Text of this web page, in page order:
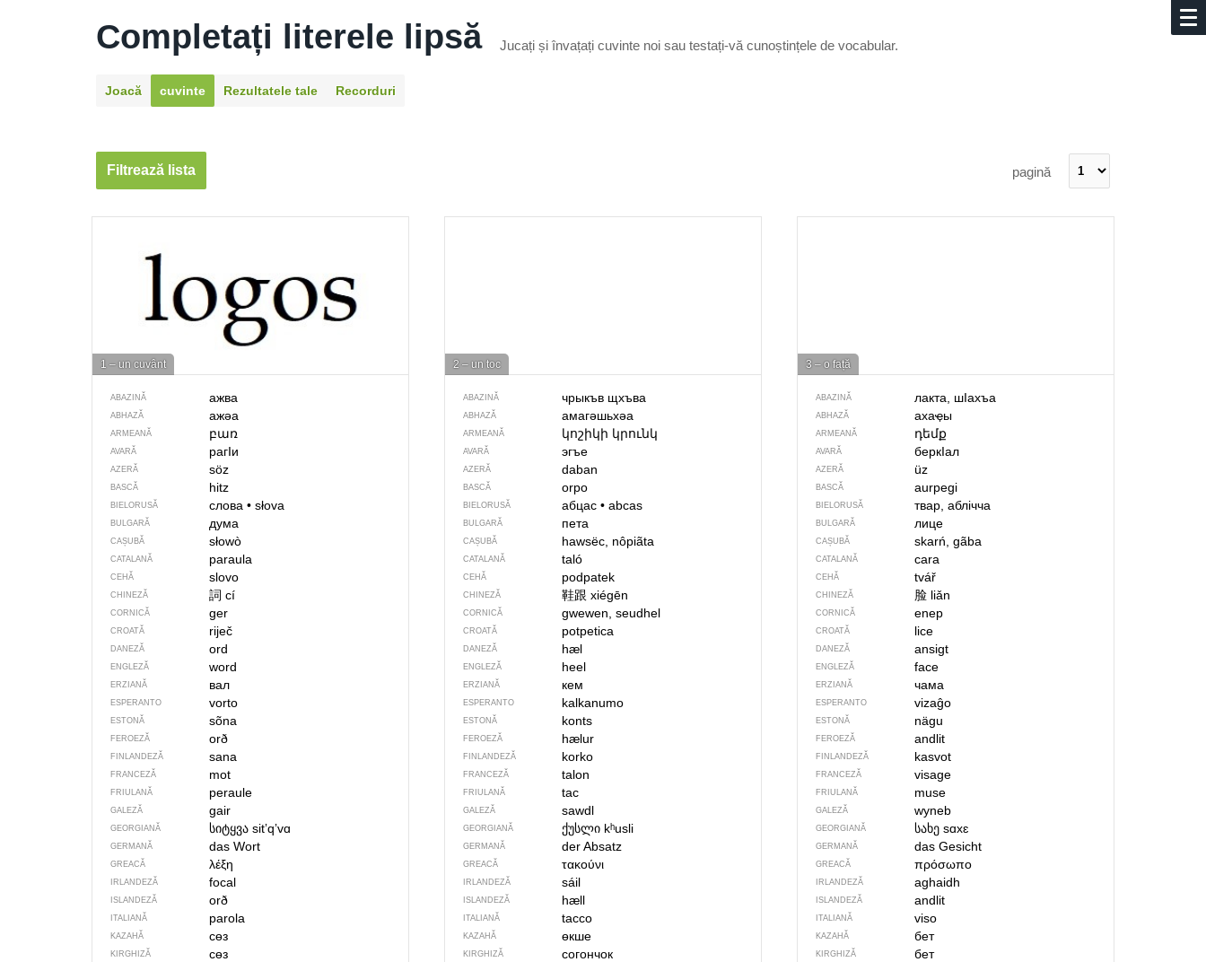
Completați literele lipsă Jucați și învațați cuvinte noi sau testați-vă cunoștințele de vocabular.
Joacă cuvinte Rezultatele tale Recorduri
Filtrează lista pagină
1 – un cuvânt
ABAZINĂ ажва
ABHAZĂ ажәа
ARMEANĂ բառ
AVARĂ рагIи
AZERĂ söz
BASCĂ hitz
BIELORUSĂ слова •słova
BULGARĂ дума
CAȘUBĂ słowò
CATALANĂ paraula
CEHĂ slovo
CHINEZĂ 詞 cí
CORNICĂ ger
CROATĂ riječ
DANEZĂ ord
ENGLEZĂ word
ERZIANĂ вал
ESPERANTO vorto
ESTONĂ sõna
FEROEZĂ orð
FINLANDEZĂ sana
FRANCEZĂ mot
FRIULANĂ peraule
GALEZĂ gair
GEORGIANĂ სიტყვა sitʼqʼvɑ
GERMANĂ das Wort
GREACĂ λέξη
IRLANDEZĂ focal
ISLANDEZĂ orð
ITALIANĂ parola
KAZAHĂ сөз
KIRGHIZĂ сөз
2 – un toc
ABAZINĂ чрыкъв щхъва
ABHAZĂ амагәшьхәа
ARMEANĂ կոշիկի կրունկ
AVARĂ эгъе
AZERĂ daban
BASCĂ orpo
BIELORUSĂ абцас • abcas
BULGARĂ пета
CAȘUBĂ hawsëc, nôpiãta
CATALANĂ taló
CEHĂ podpatek
CHINEZĂ 鞋跟 xiégēn
CORNICĂ gwewen, seudhel
CROATĂ potpetica
DANEZĂ hæl
ENGLEZĂ heel
ERZIANĂ кем
ESPERANTO kalkanumo
ESTONĂ konts
FEROEZĂ hælur
FINLANDEZĂ korko
FRANCEZĂ talon
FRIULANĂ tac
GALEZĂ sawdl
GEORGIANĂ ქუსლი kʰusli
GERMANĂ der Absatz
GREACĂ τακούνι
IRLANDEZĂ sáil
ISLANDEZĂ hæll
ITALIANĂ tacco
KAZAHĂ өкше
KIRGHIZĂ согончок
3 – o față
ABAZINĂ лакта, шIахъа
ABHAZĂ ахаҿы
ARMEANĂ դեմք
AVARĂ беркIал
AZERĂ üz
BASCĂ aurpegi
BIELORUSĂ твар, аблічча
BULGARĂ лице
CAȘUBĂ skarń, gãba
CATALANĂ cara
CEHĂ tvář
CHINEZĂ 脸 liǎn
CORNICĂ enep
CROATĂ lice
DANEZĂ ansigt
ENGLEZĂ face
ERZIANĂ чама
ESPERANTO vizaĝo
ESTONĂ nägu
FEROEZĂ andlit
FINLANDEZĂ kasvot
FRANCEZĂ visage
FRIULANĂ muse
GALEZĂ wyneb
GEORGIANĂ სახეsɑxɛ
GERMANĂ das Gesicht
GREACĂ πρόσωπο
IRLANDEZĂ aghaidh
ISLANDEZĂ andlit
ITALIANĂ viso
KAZAHĂ бет
KIRGHIZĂ бет